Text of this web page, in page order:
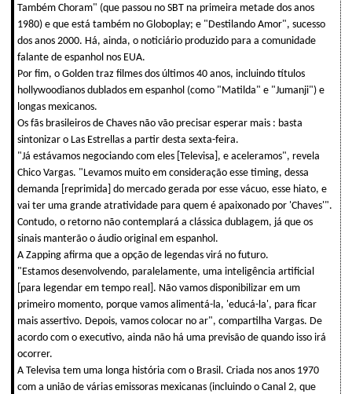
Também Choram" (que passou no SBT na primeira metade dos anos
1980) e que está também no Globoplay; e "Destilando Amor", sucesso
dos anos 2000. Há, ainda, o noticiário produzido para a comunidade
falante de espanhol nos EUA.
Por fim, o Golden traz filmes dos últimos 40 anos, incluindo títulos
hollywoodianos dublados em espanhol (como "Matilda" e "Jumanji") e
longas mexicanos.
Os fãs brasileiros de Chaves não vão precisar esperar mais : basta
sintonizar o Las Estrellas a partir desta sexta-feira.
"Já estávamos negociando com eles [Televisa], e aceleramos", revela
Chico Vargas. "Levamos muito em consideração esse timing, dessa
demanda [reprimida] do mercado gerada por esse vácuo, esse hiato, e
vai ter uma grande atratividade para quem é apaixonado por 'Chaves'".
Contudo, o retorno não contemplará a clássica dublagem, já que os
sinais manterão o áudio original em espanhol.
A Zapping afirma que a opção de legendas virá no futuro.
"Estamos desenvolvendo, paralelamente, uma inteligência artificial
[para legendar em tempo real]. Não vamos disponibilizar em um
primeiro momento, porque vamos alimentá-la, 'educá-la', para ficar
mais assertivo. Depois, vamos colocar no ar", compartilha Vargas. De
acordo com o executivo, ainda não há uma previsão de quando isso irá
ocorrer.
A Televisa tem uma longa história com o Brasil. Criada nos anos 1970
com a união de várias emissoras mexicanas (incluindo o Canal 2, que